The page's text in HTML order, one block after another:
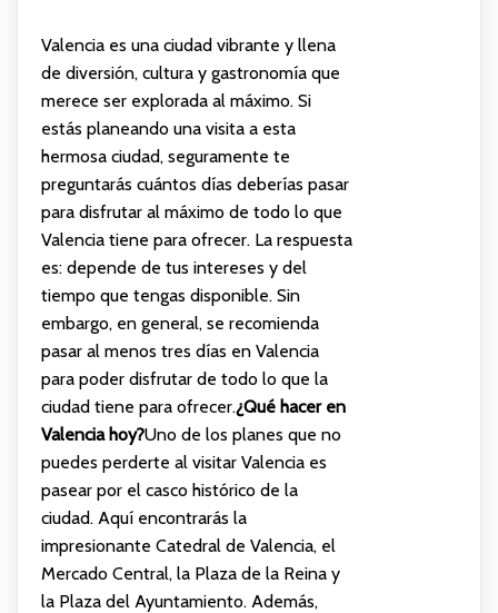
Valencia es una ciudad vibrante y llena
de diversión, cultura y gastronomía que
merece ser explorada al máximo. Si
estás planeando una visita a esta
hermosa ciudad, seguramente te
preguntarás cuántos días deberías pasar
para disfrutar al máximo de todo lo que
Valencia tiene para ofrecer. La respuesta
es: depende de tus intereses y del
tiempo que tengas disponible. Sin
embargo, en general, se recomienda
pasar al menos tres días en Valencia
para poder disfrutar de todo lo que la
ciudad tiene para ofrecer.¿Qué hacer en
Valencia hoy?Uno de los planes que no
puedes perderte al visitar Valencia es
pasear por el casco histórico de la
ciudad. Aquí encontrarás la
impresionante Catedral de Valencia, el
Mercado Central, la Plaza de la Reina y
la Plaza del Ayuntamiento. Además,